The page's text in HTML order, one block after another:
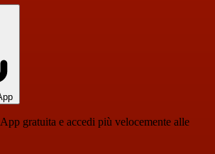
gratuita e accedi più velocemente alle